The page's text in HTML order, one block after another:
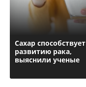
Сахар cпособствует
развитию рака,
выяснили ученые